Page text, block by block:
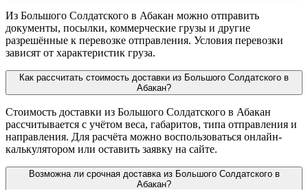
Из Большого Солдатского в Абакан можно отправить
документы, посылки, коммерческие грузы и другие
разрешённые к перевозке отправления. Условия перевозки
зависят от характеристик груза.
Как рассчитать стоимость доставки из Большого Солдатского в
Абакан?
Стоимость доставки из Большого Солдатского в Абакан
рассчитывается с учётом веса, габаритов, типа отправления и
направления. Для расчёта можно воспользоваться онлайн-
калькулятором или оставить заявку на сайте.
Возможна ли срочная доставка из Большого Солдатского в
Абакан?